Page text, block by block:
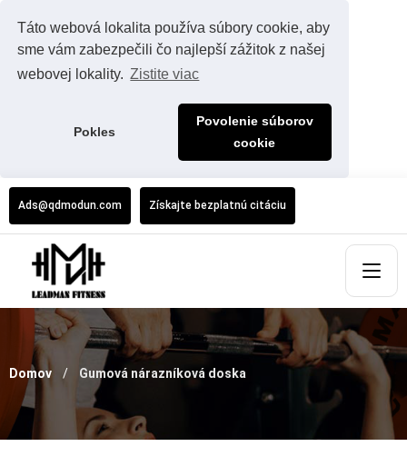
Táto webová lokalita používa súbory cookie, aby
sme vám zabezpečili čo najlepší zážitok z našej
webovej lokality. Zistite viac
Pokles
Povolenie súborov
cookie
Ads@qdmodun.com Získajte bezplatnú citáciu
Domov Gumová nárazníková doska